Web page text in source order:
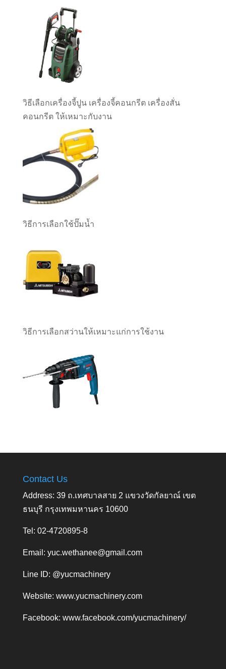
วิธีเลือกเครื่องจี้ปูน เครื่องจี้คอนกรีต เครื่องสั่น
คอนกรีต ให้เหมาะกับงาน
วิธีการเลือกใช้ปั๊มน้ำ
วิธีการเลือกสว่านให้เหมาะแก่การใช้งาน
Contact Us
Address: 39 ถ.เทศบาลสาย 2 แขวงวัดกัลยาณ์ เขต
ธนบุรี กรุงเทพมหานคร 10600
Tel: 02-4720895-8
Email: yuc.wethanee@gmail.com
Line ID: @yucmachinery
Website: www.yucmachinery.com
Facebook: www.facebook.com/yucmachinery/